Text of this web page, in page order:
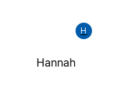
Hannah